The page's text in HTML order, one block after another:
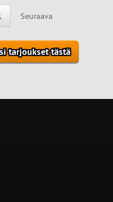
Seuraava
tarjoukset tästä